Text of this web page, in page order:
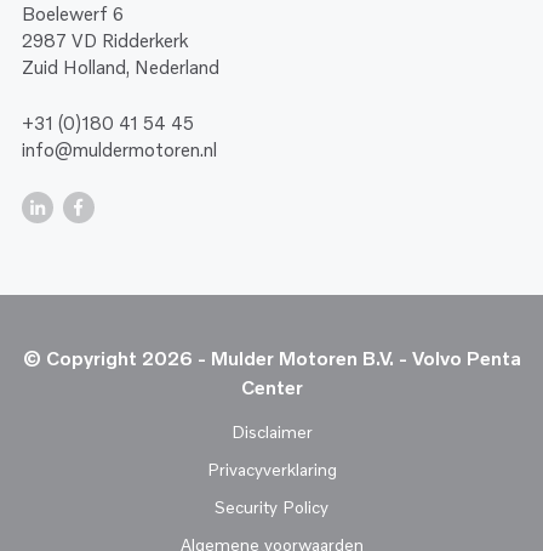
Boelewerf 6
2987 VD Ridderkerk
Zuid Holland, Nederland
+31 (0)180 41 54 45
info@muldermotoren.nl
© Copyright 2026 - Mulder Motoren B.V. - Volvo Penta
Center
Disclaimer
Privacyverklaring
Security Policy
Algemene voorwaarden